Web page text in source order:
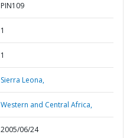
PIN109
1
1
Sierra Leona,
Western and Central Africa,
2005/06/24